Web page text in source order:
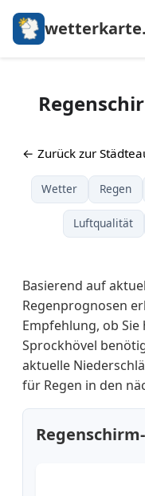
← Zurück zur
Wetter Regen
Luftqualität
Basierend auf
Regenprognosen
Empfehlung, ob
Sprockhövel
aktuelle
für Regen in den